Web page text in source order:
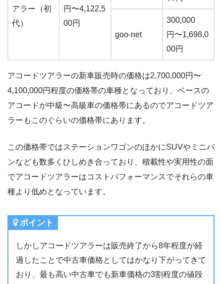
アラー（初
代）
円〜4,122,5
00円
goo-net
300,000
円〜1,698,0
00円
アコードツアラーの新車販売時の価格は2,700,000円〜
4,100,000円程度の価格帯の車種となっており、ベースの
アコードが中級〜高級車の価格帯にあるのでアコードツア
ラーもこのぐらいの価格帯にあります。
この価格帯ではステーションワゴンのほかにSUVやミニバ
ンなども数多くひしめき合っており、積載性や実用性の面
でアコードツアラーはコストパフォーマンスでそれらの車
種より低めとなっています。
ポイント
しかしアコードツアラーは販売終了から8年程度が経
過したことで中古車価格としてはかなり下がってきて
おり、最も高い中古車でも新車価格の3割程度の値段